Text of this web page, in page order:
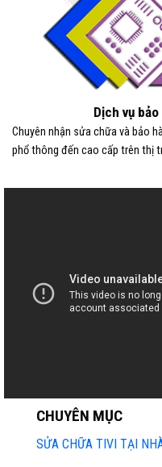
Dịch vụ
Chuyên nhận sửa chữa và bảo
phổ thông đến cao cấp trên thị
CHUYÊN MỤC
SỬA CHỮA TIVI TẠI